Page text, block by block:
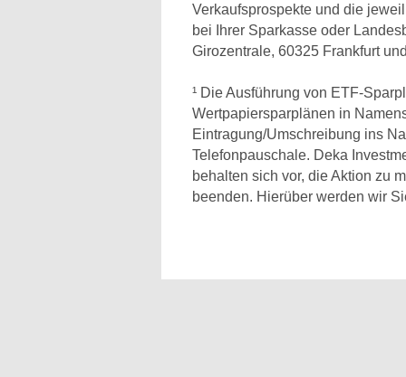
Verkaufsprospekte und die
bei Ihrer Sparkasse oder
Girozentrale, 60325 Frankfurt
¹ Die Ausführung von ETF-
Wertpapiersparplänen in
Eintragung/Umschreibung ins
Telefonpauschale. Deka
behalten sich vor, die Aktion zu
beenden. Hierüber werden wir